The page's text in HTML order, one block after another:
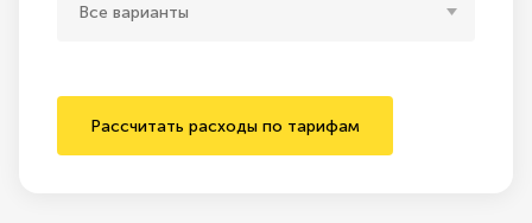
Все варианты
Рассчитать расходы по тарифам